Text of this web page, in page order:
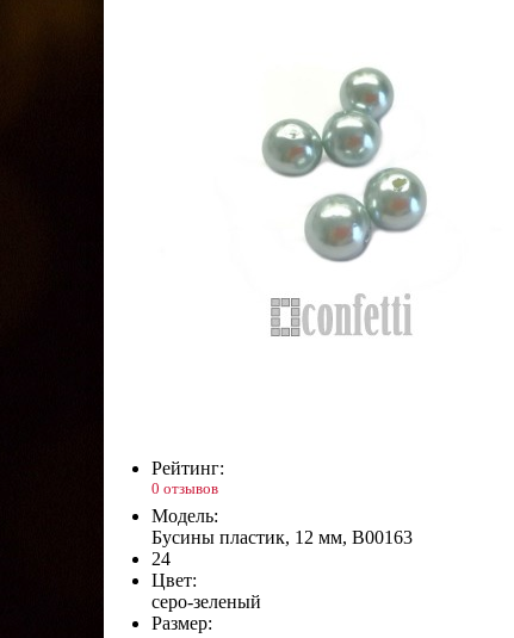
Рейтинг:
0 отзывов
Модель:
Бусины пластик, 12 мм, B00163
24
Цвет:
серо-зеленый
Размер: